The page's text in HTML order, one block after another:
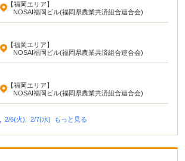
【福岡エリア】
NOSAI福岡ビル(福岡県農業共済組合連合会)
【福岡エリア】
NOSAI福岡ビル(福岡県農業共済組合連合会)
【福岡エリア】
NOSAI福岡ビル(福岡県農業共済組合連合会)
2/6(火), 2/7(水) もっと見る